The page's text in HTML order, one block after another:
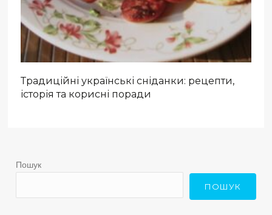
Традиційні українські сніданки: рецепти,
історія та корисні поради
Пошук
ПОШУК